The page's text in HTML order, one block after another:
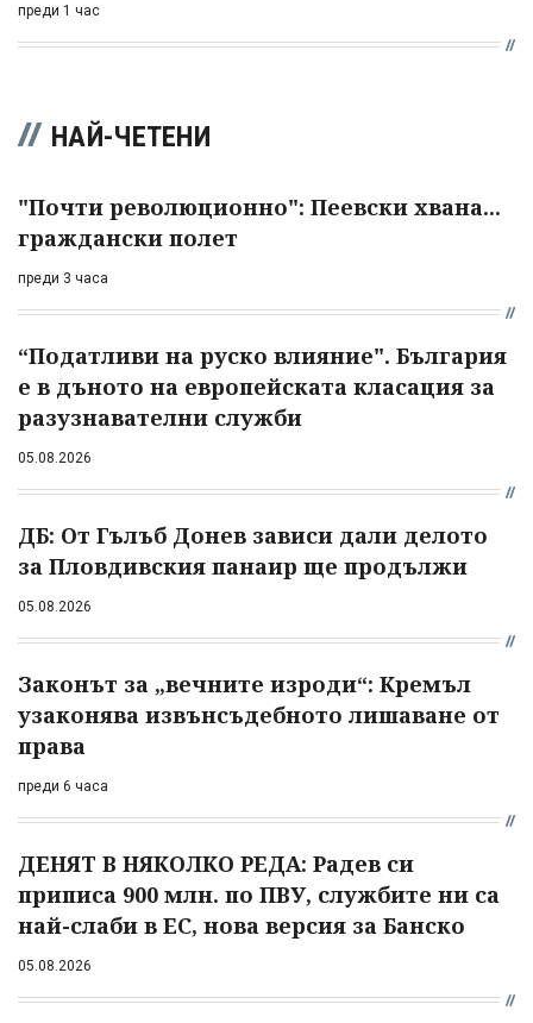
преди 1 час
НАЙ-ЧЕТЕНИ
"Почти революционно": Пеевски хвана...
граждански полет
преди 3 часа
“Податливи на руско влияние". България
е в дъното на европейската класация за
разузнавателни служби
05.08.2026
ДБ: От Гълъб Донев зависи дали делото
за Пловдивския панаир ще продължи
05.08.2026
Законът за „вечните изроди“: Кремъл
узаконява извънсъдебното лишаване от
права
преди 6 часа
ДЕНЯТ В НЯКОЛКО РЕДА: Радев си
приписа 900 млн. по ПВУ, службите ни са
най-слаби в ЕС, нова версия за Банско
05.08.2026